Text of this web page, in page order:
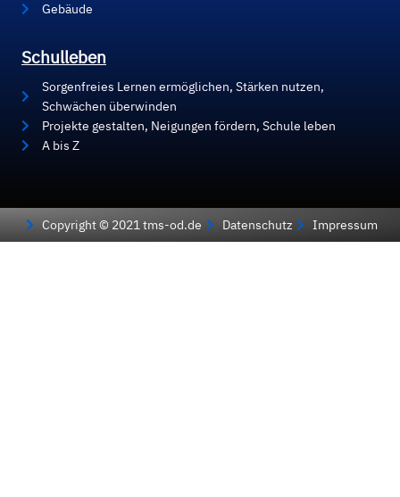
Gebäude
Schulleben
Sorgenfreies Lernen ermöglichen, Stärken nutzen,
Schwächen überwinden
Projekte gestalten, Neigungen fördern, Schule leben
A bis Z
Copyright © 2021 tms-od.de Datenschutz Impressum